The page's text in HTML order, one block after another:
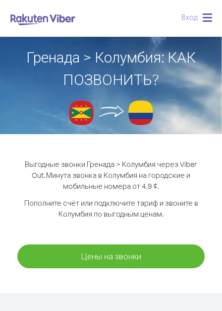
Вход
Гренада > Колумбия: КАК
ПОЗВОНИТЬ?
Выгодные звонки Гренада > Колумбия через Viber
Out.Минута звонка в Колумбия на городские и
мобильные номера от 4.9 ¢.
Пополните счёт или подключите тариф и звоните в
Колумбия по выгодным ценам.
Цены на звонки